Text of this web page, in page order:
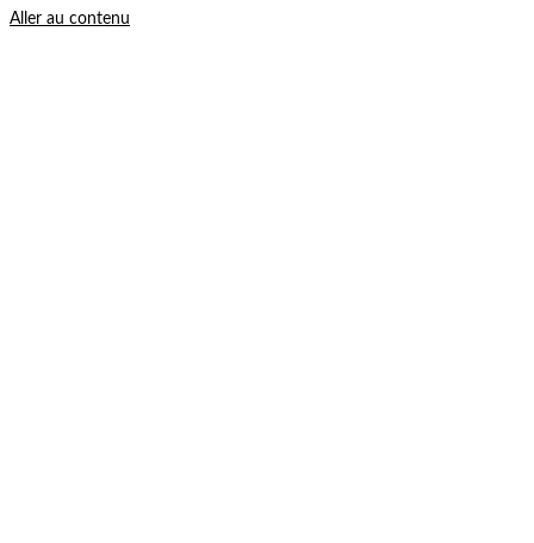
Aller au contenu